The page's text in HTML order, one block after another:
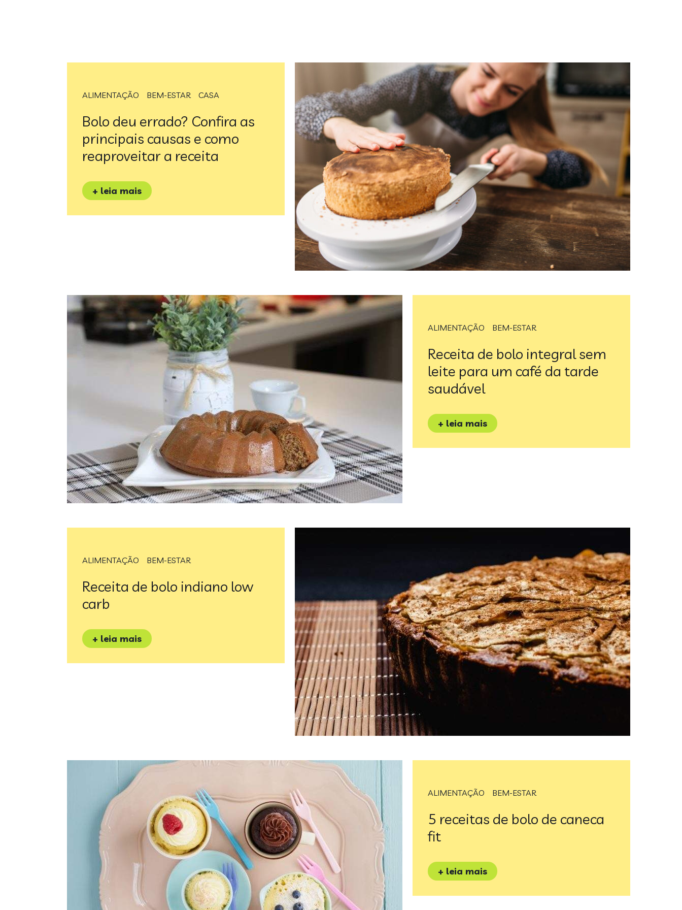
ALIMENTAÇÃO BEM-ESTAR CASA
Bolo deu errado? Confira as
principais causas e como
reaproveitar a receita
+ leia mais
ALIMENTAÇÃO BEM-ESTAR
Receita de bolo integral sem
leite para um café da tarde
saudável
+ leia mais
ALIMENTAÇÃO BEM-ESTAR
Receita de bolo indiano low
carb
+ leia mais
ALIMENTAÇÃO BEM-ESTAR
5 receitas de bolo de caneca
fit
+ leia mais